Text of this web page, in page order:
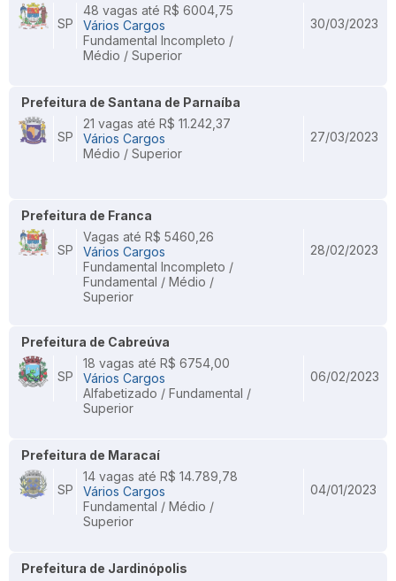
SP
48 vagas até R$ 6004,75
Vários Cargos
Fundamental Incompleto /
Médio / Superior
30/03/2023
Prefeitura de Santana de Parnaíba
SP
21 vagas até R$ 11.242,37
Vários Cargos
Médio / Superior
27/03/2023
Prefeitura de Franca
SP
Vagas até R$ 5460,26
Vários Cargos
Fundamental Incompleto /
Fundamental / Médio /
Superior
28/02/2023
Prefeitura de Cabreúva
SP
18 vagas até R$ 6754,00
Vários Cargos
Alfabetizado / Fundamental /
Superior
06/02/2023
Prefeitura de Maracaí
SP
14 vagas até R$ 14.789,78
Vários Cargos
Fundamental / Médio /
Superior
04/01/2023
Prefeitura de Jardinópolis